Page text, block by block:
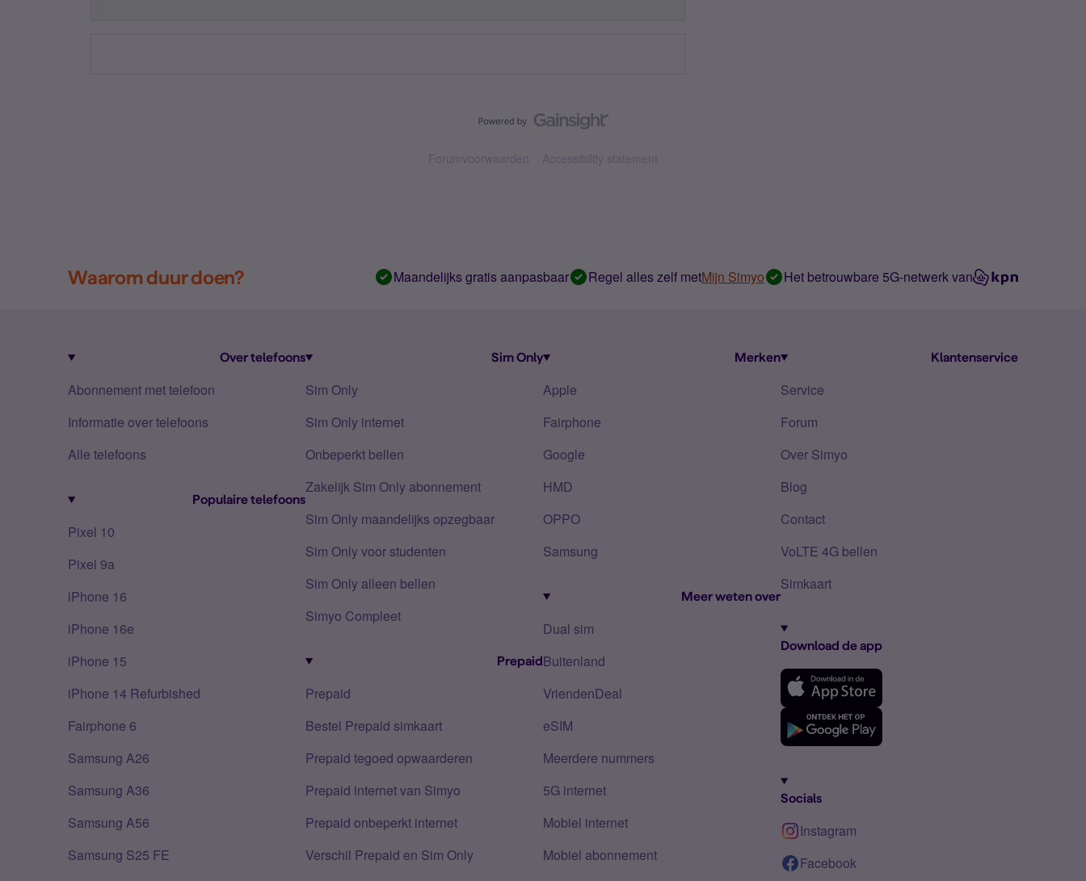
Forumvoorwaarden Accessibility statement
Waarom duur doen? Maandelijks gratis aanpasbaar Regel alles zelf metMijn Simyo Het betrouwbare 5G-netwerk van
Over telefoons
Abonnement met telefoon
Informatie over telefoons
Alle telefoons
Populaire telefoons
Pixel 10
Pixel 9a
iPhone 16
iPhone 16e
iPhone 15
iPhone 14 Refurbished
Fairphone 6
Samsung A26
Samsung A36
Samsung A56
Samsung S25 FE
Sim Only
Sim Only
Sim Only internet
Onbeperkt bellen
Zakelijk Sim Only abonnement
Sim Only maandelijks opzegbaar
Sim Only voor studenten
Sim Only alleen bellen
Simyo Compleet
Prepaid
Prepaid
Bestel Prepaid simkaart
Prepaid tegoed opwaarderen
Prepaid internet van Simyo
Prepaid onbeperkt internet
Verschil Prepaid en Sim Only
Merken
Apple
Fairphone
Google
HMD
OPPO
Samsung
Meer weten over
Dual sim
Buitenland
VriendenDeal
eSIM
Meerdere nummers
5G internet
Mobiel internet
Mobiel abonnement
Klantenservice
Service
Forum
Over Simyo
Blog
Contact
VoLTE 4G bellen
Simkaart
Download de app
Socials
Instagram
Facebook